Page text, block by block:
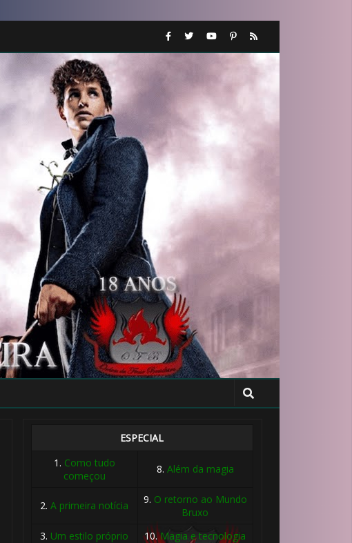
ESPECIAL
1. Como tudo
começou
8. Além da magia
2.A primeira notícia 9. O retorno ao Mundo
Bruxo
3. Um estilo próprio 10.Magia e tecnologia